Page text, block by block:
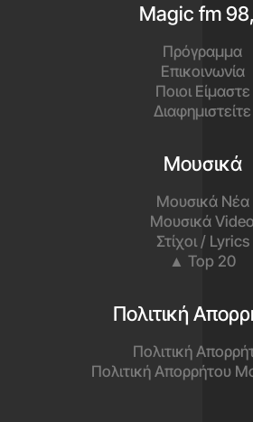
Magic fm
Πρόγραμμα
Επικοινωνία
Ποιοι Είμαστε
Διαφημιστείτε
Μουσικά
Μουσικά Νέα
Μουσικά Video
Στίχοι / Lyrics
▲ Top 20
Πολιτική
Πολιτική
Πολιτική Απορρήτου